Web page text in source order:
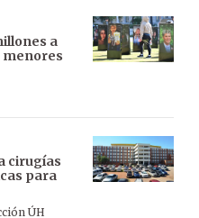
a
menores
cirugías
para
ÚH